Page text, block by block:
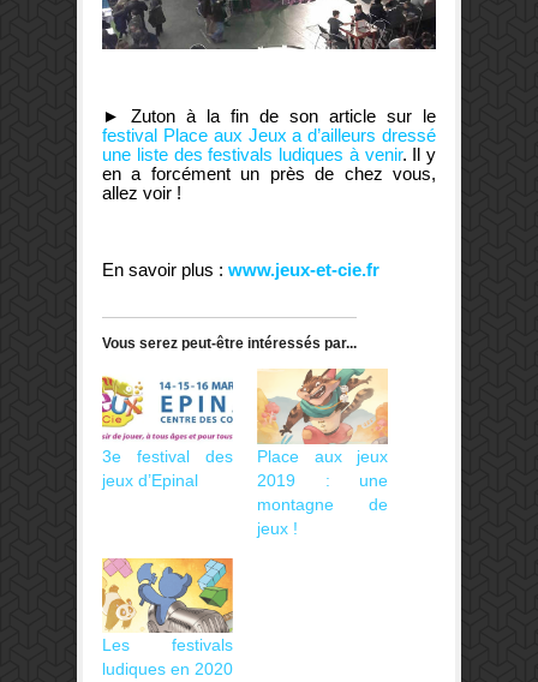
► Zuton à la fin de son article sur le
festival Place aux Jeux a d’ailleurs dressé
une liste des festivals ludiques à venir. Il y
en a forcément un près de chez vous,
allez voir !
En savoir plus : www.jeux-et-cie.fr
Vous serez peut-être intéressés par...
3e festival des
jeux d’Epinal
Place aux jeux
2019 : une
montagne de
jeux !
Les festivals
ludiques en 2020